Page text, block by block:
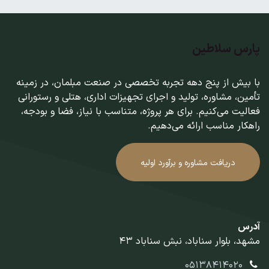
پارس سلاطین
با بیش از پنج دهه تجربه تخصصی در صنعت مبلمان، در زمینه
تأمین، مشاوره، تولید و اجرای تجهیزات اداری، هتلی و رستورانی
فعالیت می‌کنیم. برای هر پروژه، متناسب با نیاز، فضا و بودجه،
راهکار مناسب ارائه می‌دهیم.
دریافت مشاوره و برآورد اولیه
آدرس
مشهد، بلوار سناباد، نبش سناباد 43
05138414020